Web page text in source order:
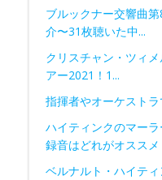
ブルックナー交響曲
介〜31枚聴いた中...
クリスチャン・ツィ
アー2021！1...
指揮者やオーケスト
ハイティンクのマーラ
録音はどれがオススメ
ベルナルト・ハイテ